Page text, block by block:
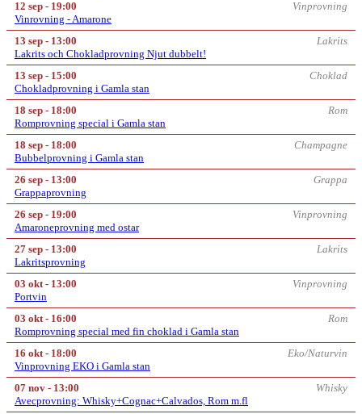
12 sep - 19:00
Vinprovning
Vinrovning - Amarone
13 sep - 13:00
Lakrits
Lakrits och Chokladprovning Njut dubbelt!
13 sep - 15:00
Choklad
Chokladprovning i Gamla stan
18 sep - 18:00
Rom
Romprovning special i Gamla stan
18 sep - 18:00
Champagne
Bubbelprovning i Gamla stan
26 sep - 13:00
Grappa
Grappaprovning
26 sep - 19:00
Vinprovning
Amaroneprovning med ostar
27 sep - 13:00
Lakrits
Lakritsprovning
03 okt - 13:00
Vinprovning
Portvin
03 okt - 16:00
Rom
Romprovning special med fin choklad i Gamla stan
16 okt - 18:00
Eko/Naturvin
Vinprovning EKO i Gamla stan
07 nov - 13:00
Whisky
Avecprovning: Whisky+Cognac+Calvados, Rom m.fl